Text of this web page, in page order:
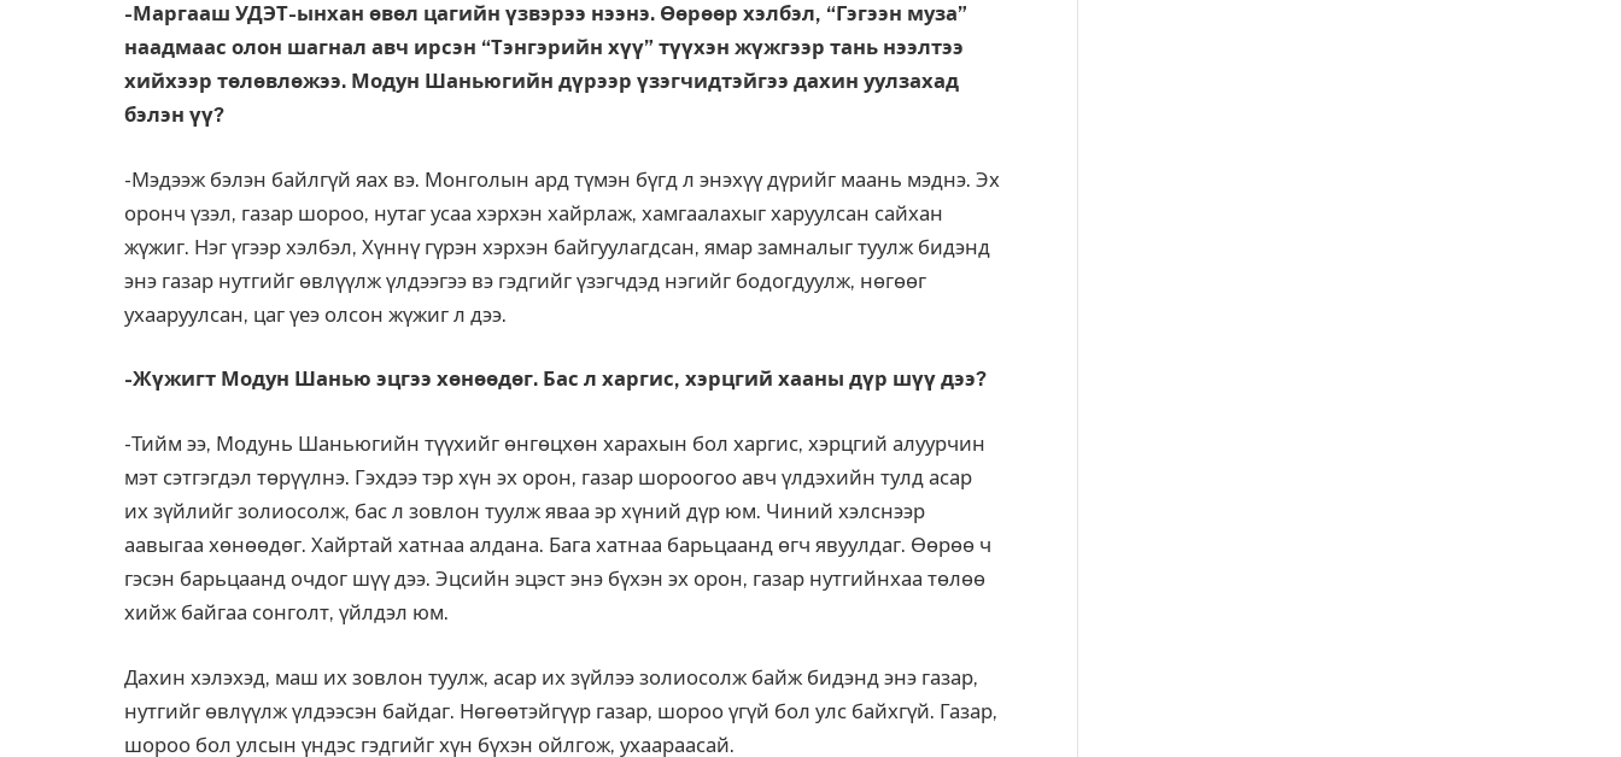
-Маргааш УДЭТ-ынхан өвөл цагийн үзвэрээ нээнэ. Өөрөөр хэлбэл, “Гэ­гээн муза”
наадмаас олон шагнал авч ирсэн “Тэнгэрийн хүү” түүхэн жүжгээр тань нээлтээ
хий­­хээр төлөвлөжээ. Мо­дун Шаньюгийн дүрээр үзэгчидтэйгээ дахин уул­захад
бэлэн үү?
-Мэдээж бэлэн байлгүй яах вэ. Монголын ард түмэн бүгд л энэхүү дүрийг маань мэднэ. Эх
оронч үзэл, газар шороо, нутаг усаа хэрхэн хайрлаж, хамгаалахыг ха­руулсан сайхан
жүжиг. Нэг үгээр хэлбэл, Хүннү гүрэн хэрхэн байгуулагдсан, ямар замналыг туулж би­дэнд
энэ газар нутгийг өв­лүүлж үлдээгээ вэ гэдгийг үзэгчдэд нэгийг бодогдуулж, нөгөөг
ухааруулсан, цаг үеэ олсон жүжиг л дээ.
-Жүжигт Модун Шанью эцгээ хөнөөдөг. Бас л харгис, хэрцгий хааны дүр шүү дээ?
-Тийм ээ, Модунь Шанью­­гийн түүхийг өнгөц­хөн харахын бол харгис, хэрцгий алуурчин
мэт сэтгэгдэл төрүүлнэ. Гэхдээ тэр хүн эх орон, газар шороогоо авч үлдэхийн тулд асар
их зүйлийг золиосолж, бас л зовлон туулж яваа эр хүний дүр юм. Чиний хэлснээр
аавыгаа хөнөөдөг. Хайртай хатнаа алдана. Бага хатнаа барьцаанд өгч явуулдаг. Өөрөө ч
гэсэн барьцаанд очдог шүү дээ. Эцсийн эцэст энэ бүхэн эх орон, газар нутгийнхаа төлөө
хийж байгаа сонголт, үйлдэл юм.
Дахин хэлэхэд, маш их зовлон туулж, асар их зүйлээ золиосолж байж бидэнд энэ газар,
нутгийг өвлүүлж үлдээсэн байдаг. Нөгөөтэйгүүр газар, шороо үгүй бол улс байхгүй. Газар,
шороо бол улсын үндэс гэдгийг хүн бүхэн ойлгож, ухаараасай.